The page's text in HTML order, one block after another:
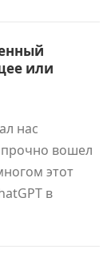
или
нас
прочно вошел
этот
в